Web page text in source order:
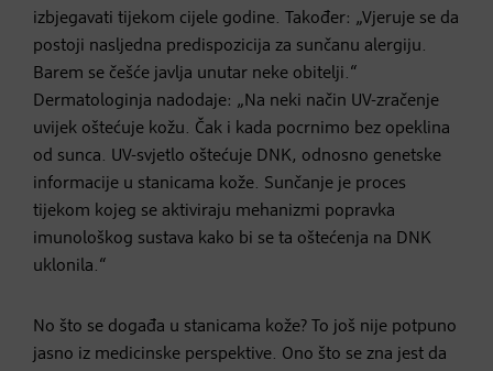
izbjegavati tijekom cijele godine. Također: „Vjeruje se da
postoji nasljedna predispozicija za sunčanu alergiju.
Barem se češće javlja unutar neke obitelji.“
Dermatologinja nadodaje: „Na neki način UV-zračenje
uvijek oštećuje kožu. Čak i kada pocrnimo bez opeklina
od sunca. UV-svjetlo oštećuje DNK, odnosno genetske
informacije u stanicama kože. Sunčanje je proces
tijekom kojeg se aktiviraju mehanizmi popravka
imunološkog sustava kako bi se ta oštećenja na DNK
uklonila.“
No što se događa u stanicama kože? To još nije potpuno
jasno iz medicinske perspektive. Ono što se zna jest da